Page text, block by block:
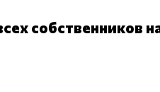
собственников